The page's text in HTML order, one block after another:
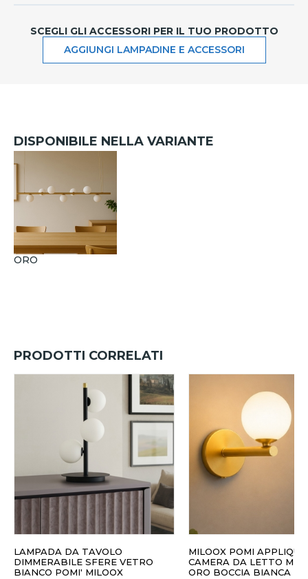
SCEGLI GLI ACCESSORI PER IL TUO PRODOTTO
AGGIUNGI LAMPADINE E ACCESSORI
DISPONIBILE NELLA VARIANTE
ORO
PRODOTTI CORRELATI
LAMPADA DA TAVOLO
DIMMERABILE SFERE VETRO
BIANCO POMI' MILOOX
MILOOX POMI APPLIQUE
CAMERA DA LETTO
ORO BOCCIA BIANCA